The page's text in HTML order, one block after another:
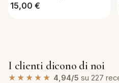
15,00 €
I clienti dicono di noi
★★★★★ 4,94/5 su 227